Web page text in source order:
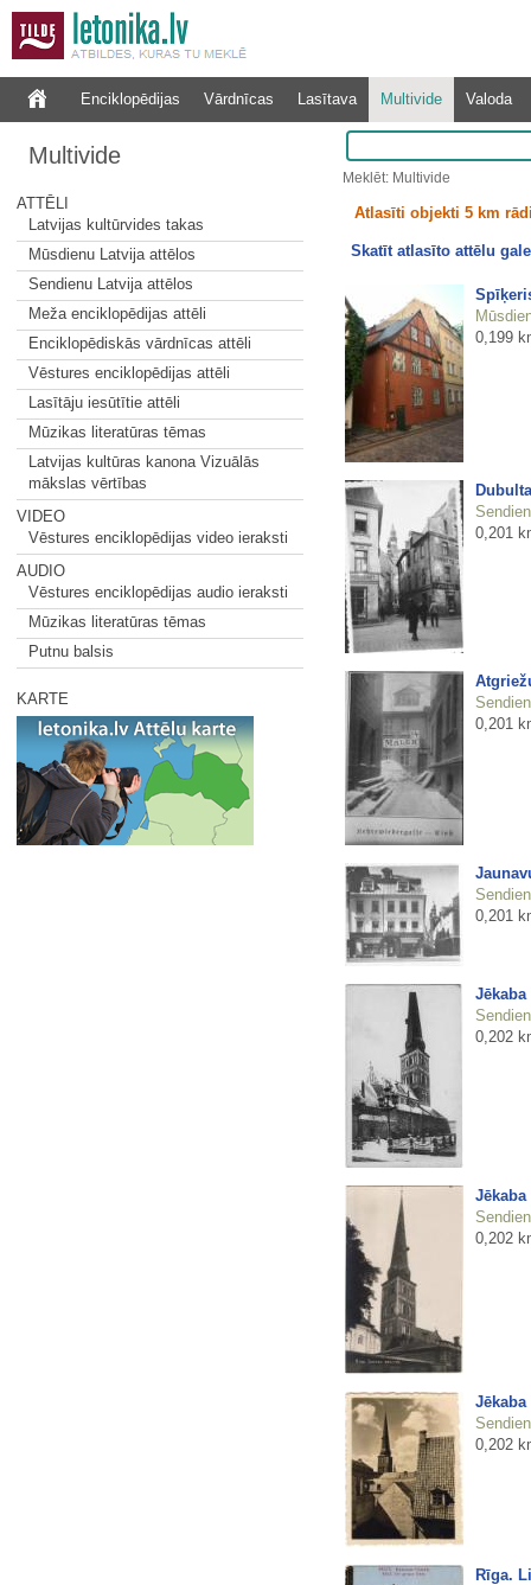
Enciklopēdijas Vārdnīcas Lasītava Multivide Valoda
Multivide
ATTĒLI
Latvijas kultūrvides takas
Mūsdienu Latvija attēlos
Sendienu Latvija attēlos
Meža enciklopēdijas attēli
Enciklopēdiskās vārdnīcas attēli
Vēstures enciklopēdijas attēli
Lasītāju iesūtītie attēli
Mūzikas literatūras tēmas
Latvijas kultūras kanona Vizuālās
mākslas vērtības
VIDEO
Vēstures enciklopēdijas video ieraksti
AUDIO
Vēstures enciklopēdijas audio ieraksti
Mūzikas literatūras tēmas
Putnu balsis
KARTE
Meklēt: Multivide
Atlasīti objekti 5 km
Skatīt atlasīto attēlu
0,199
0,201
0,201
0,201
Jēkaba
0,202
Jēkaba
0,202
Jēkaba
0,202
Rīga.